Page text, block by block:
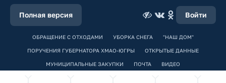
Полная версия Войти
ОБРАЩЕНИЕ С ОТХОДАМИ УБОРКА СНЕГА "НАШ ДОМ"
ПОРУЧЕНИЯ ГУБЕРНАТОРА ХМАО-ЮГРЫ ОТКРЫТЫЕ ДАННЫЕ
МУНИЦИПАЛЬНЫЕ ЗАКУПКИ ПОЧТА ВИДЕО